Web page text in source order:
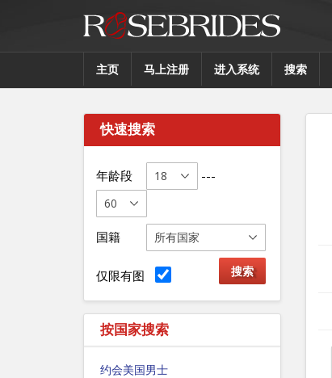
主页 马上注册 进入系统 搜索
快速搜索
年龄段 ---
国籍
仅限有图
按国家搜索
约会美国男士